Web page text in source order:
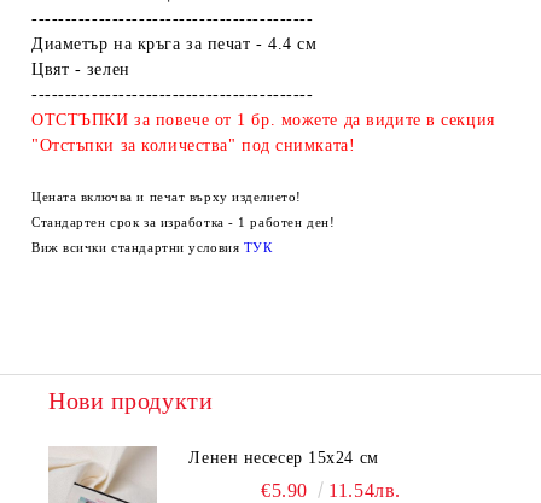
------------------------------------------
Диаметър на кръга за печат - 4.4 см
Цвят - зелен
------------------------------------------
ОТСТЪПКИ за повече от 1 бр. можете да видите в секция
"Отстъпки за количества" под снимката!
Цената включва и печат върху изделието!
Стандартен срок за изработка - 1 работен ден!
Виж всички стандартни условия ТУК
Нови продукти
Ленен несесер 15х24 см
€5.90 11.54лв.